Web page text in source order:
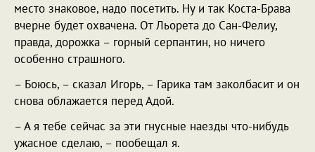
место знаковое, надо посетить. Ну и так Коста-Брава
вчерне будет охвачена. От Льорета до Сан-Фелиу,
правда, дорожка – горный серпантин, но ничего
особенно страшного.
– Боюсь, – сказал Игорь, – Гарика там заколбасит и он
снова облажается перед Адой.
– А я тебе сейчас за эти гнусные наезды что-нибудь
ужасное сделаю, – пообещал я.